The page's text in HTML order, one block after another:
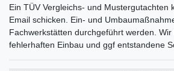
Ein TÜV Vergleichs- und Mustergutachten
Email schicken. Ein- und
Fachwerkstätten durchgeführt werden.
fehlerhaften Einbau und ggf entstandene